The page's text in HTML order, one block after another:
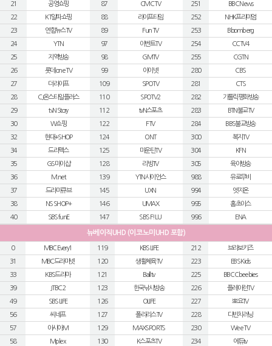
21
공영쇼핑
22
KT알파쇼핑
23
연합뉴스TV
24
YTN
25
지역방송
26
롯데 one TV
27
더라이프
28
CJ온스타일플러스
29
tvN Story
30
W쇼핑
32
현대+SHOP
34
드라맥스
35
GS마이샵
36
M.net
37
드라마큐브
38
NS SHOP+
40
SBS funE
87
CMC TV
88
라이프타임
89
Fun TV
97
이벤트TV
98
GMTV
99
아이넷
109
SPOTV
110
SPOTV2
112
tvN스포츠
122
FTV
124
ONT
125
마운틴TV
128
리빙TV
139
YTN사이언스
145
UXN
146
UMAX
147
SBS F!L U
251
BBC News
252
NHK프리미엄
253
Bloomberg
254
CCTV4
255
CGTN
280
CBS
281
CTS
282
가톨릭평화방송
283
BTN불교TV
284
BBS불교방송
300
복지TV
304
KFN
305
육아방송
988
유로무비
994
엣지온
995
홈초이스
996
ENA
뉴베이직UHD (이코노미UHD 포함)
0
MBC Every1
31
MBC드라마넷
33
KBS드라마
39
JTBC2
49
SBS LIFE
56
씨네프
57
아시아M
58
Mplex
119
KBS LIFE
120
생활체육TV
121
Ball tv
123
한국낚시방송
126
OLIFE
127
폴라리스TV
129
MAXSPORTS
130
K스포츠TV
212
브라보키즈
223
EBS Kids
225
BBC Cbeebies
226
플레이런TV
227
뽀요TV
228
다빈치러닝
230
Wee TV
234
에듀tv